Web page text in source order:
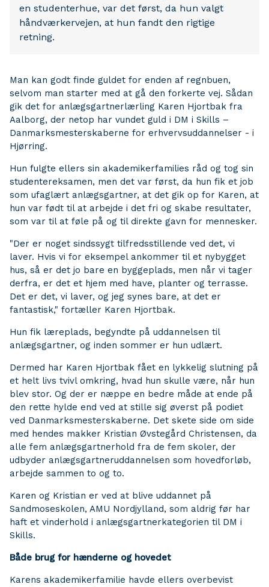
en studenterhue, var det først, da hun valgt
håndværkervejen, at hun fandt den rigtige
retning.
Man kan godt finde guldet for enden af regnbuen,
selvom man starter med at gå den forkerte vej. Sådan
gik det for anlægsgartnerlærling Karen Hjortbak fra
Aalborg, der netop har vundet guld i DM i Skills –
Danmarksmesterskaberne for erhvervsuddannelser - i
Hjørring.
Hun fulgte ellers sin akademikerfamilies råd og tog sin
studentereksamen, men det var først, da hun fik et job
som ufaglært anlægsgartner, at det gik op for Karen, at
hun var født til at arbejde i det fri og skabe resultater,
som var til at føle på og til direkte gavn for mennesker.
"Der er noget sindssygt tilfredsstillende ved det, vi
laver. Hvis vi for eksempel ankommer til et nybygget
hus, så er det jo bare en byggeplads, men når vi tager
derfra, er det et hjem med have, planter og terrasse.
Det er det, vi laver, og jeg synes bare, at det er
fantastisk," fortæller Karen Hjortbak.
Hun fik læreplads, begyndte på uddannelsen til
anlægsgartner, og inden sommer er hun udlært.
Dermed har Karen Hjortbak fået en lykkelig slutning på
et helt livs tvivl omkring, hvad hun skulle være, når hun
blev stor. Og der er næppe en bedre måde at ende på
den rette hylde end ved at stille sig øverst på podiet
ved Danmarksmesterskaberne. Det skete side om side
med hendes makker Kristian Øvstegård Christensen, da
alle fem anlægsgartnerhold fra de fem skoler, der
udbyder anlægsgartneruddannelsen som hovedforløb,
arbejde sammen to og to.
Karen og Kristian er ved at blive uddannet på
Sandmoseskolen, AMU Nordjylland, som aldrig før har
haft et vinderhold i anlægsgartnerkategorien til DM i
Skills.
Både brug for hænderne og hovedet
Karens akademikerfamilie havde ellers overbevist